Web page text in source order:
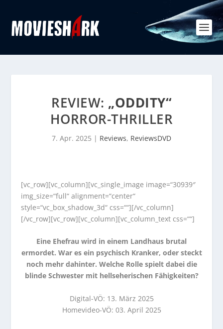
REVIEW: „ODDITY“
HORROR-THRILLER
7. Apr. 2025 | Reviews, ReviewsDVD
[vc_row][vc_column][vc_single_image image=“30939″
img_size=“full“ alignment=“center“
style=“vc_box_shadow_3d“ css=““][/vc_column]
[/vc_row][vc_row][vc_column][vc_column_text css=““]
Eine Ehefrau wird in einem Landhaus brutal
ermordet. War es ein psychisch Kranker, oder steckt
noch mehr dahinter. Welche Rolle spielt dabei die
blinde Schwester mit hellseherischen Fähigkeiten?
Digital-VÖ: 13. März 2025
Homevideo-VÖ: 03. April 2025